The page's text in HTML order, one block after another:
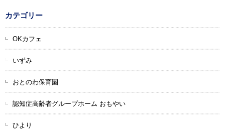
カテゴリー
OKカフェ
いずみ
おとのわ保育園
認知症高齢者グループホーム おもやい
ひより